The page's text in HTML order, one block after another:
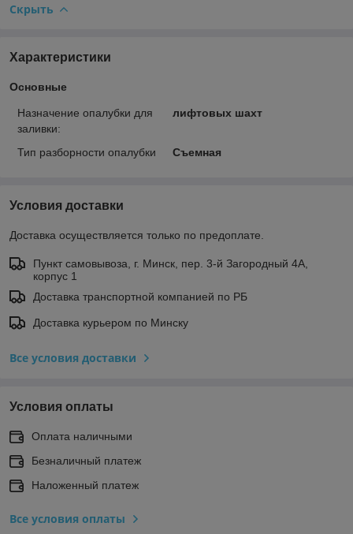
Скрыть
Характеристики
Основные
Назначение опалубки для
заливки:
лифтовых шахт
Тип разборности опалубки Съемная
Условия доставки
Доставка осуществляется только по предоплате.
Пункт самовывоза, г. Минск, пер. 3-й Загородный 4А,
корпус 1
Доставка транспортной компанией по РБ
Доставка курьером по Минску
Все условия доставки
Условия оплаты
Оплата наличными
Безналичный платеж
Наложенный платеж
Все условия оплаты